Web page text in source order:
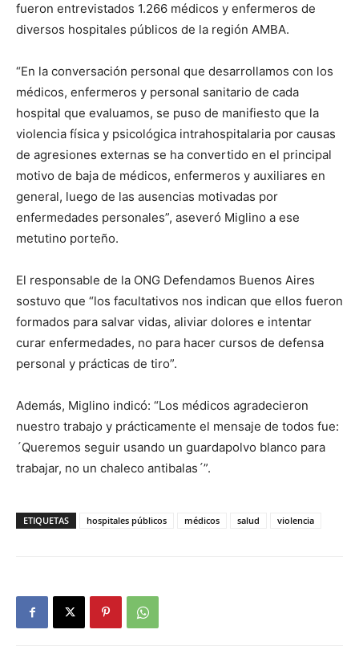
fueron entrevistados 1.266 médicos y enfermeros de
diversos hospitales públicos de la región AMBA.
“En la conversación personal que desarrollamos con los
médicos, enfermeros y personal sanitario de cada
hospital que evaluamos, se puso de manifiesto que la
violencia física y psicológica intrahospitalaria por causas
de agresiones externas se ha convertido en el principal
motivo de baja de médicos, enfermeros y auxiliares en
general, luego de las ausencias motivadas por
enfermedades personales”, aseveró Miglino a ese
metutino porteño.
El responsable de la ONG Defendamos Buenos Aires
sostuvo que “los facultativos nos indican que ellos fueron
formados para salvar vidas, aliviar dolores e intentar
curar enfermedades, no para hacer cursos de defensa
personal y prácticas de tiro”.
Además, Miglino indicó: “Los médicos agradecieron
nuestro trabajo y prácticamente el mensaje de todos fue:
´Queremos seguir usando un guardapolvo blanco para
trabajar, no un chaleco antibalas´”.
ETIQUETAS hospitales públicos médicos salud violencia